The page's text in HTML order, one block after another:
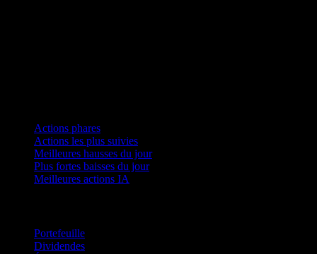
Actions phares
Actions les plus suivies
Meilleures hausses du jour
Plus fortes baisses du jour
Meilleures actions IA
Portefeuille
Dividendes